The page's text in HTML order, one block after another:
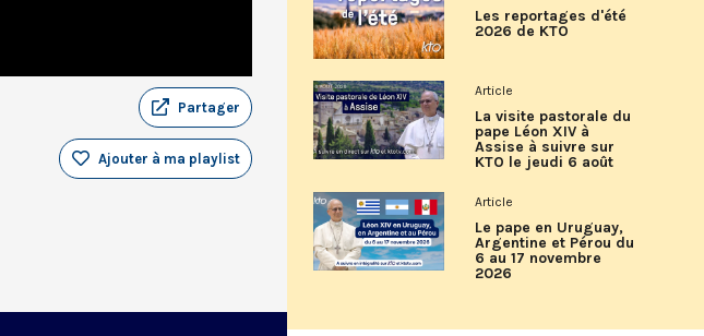
Partager
Ajouter à ma playlist
Les reportages d'été
2026 de KTO
Article
La visite pastorale du
pape Léon XIV à
Assise à suivre sur
KTO le jeudi 6 août
Article
Le pape en Uruguay,
Argentine et Pérou du
6 au 17 novembre
2026